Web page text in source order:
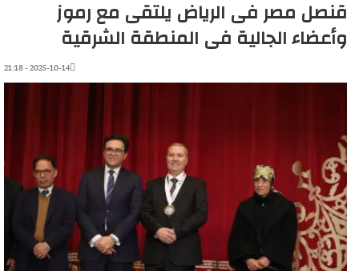
قنصل مصر فى الرياض يلتقى مع رموز
وأعضاء الجالية فى المنطقة الشرقية
2025-10-14 - 21:18